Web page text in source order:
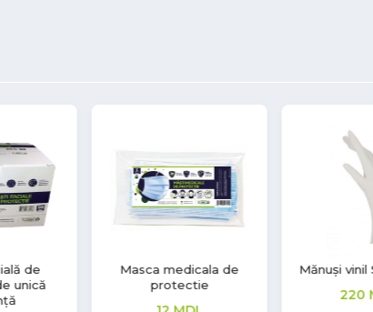
Masca medicala de
protectie
Mănuși vinil Soft Touch